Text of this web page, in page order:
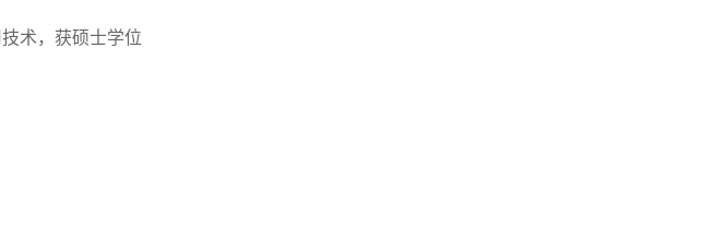
术，获硕士学位